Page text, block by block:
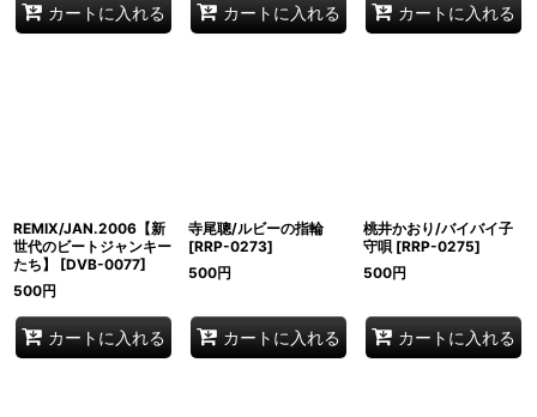
カートに入れる カートに入れる カートに入れる
REMIX/JAN.2006【新
世代のビートジャンキー
たち】
[DVB-0077]
500円
カートに入れる
寺尾聰/ルビーの指輪
[RRP-0273]
500円
カートに入れる
桃井かおり/バイバイ子
守唄 [RRP-0275]
500円
カートに入れる